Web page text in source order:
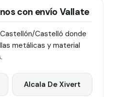
con envío Vallate
Castelló donde
metálicas y material
Alcala De Xivert